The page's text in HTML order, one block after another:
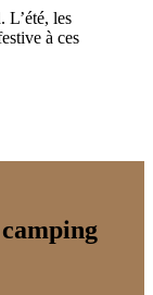
L’été, les
à ces